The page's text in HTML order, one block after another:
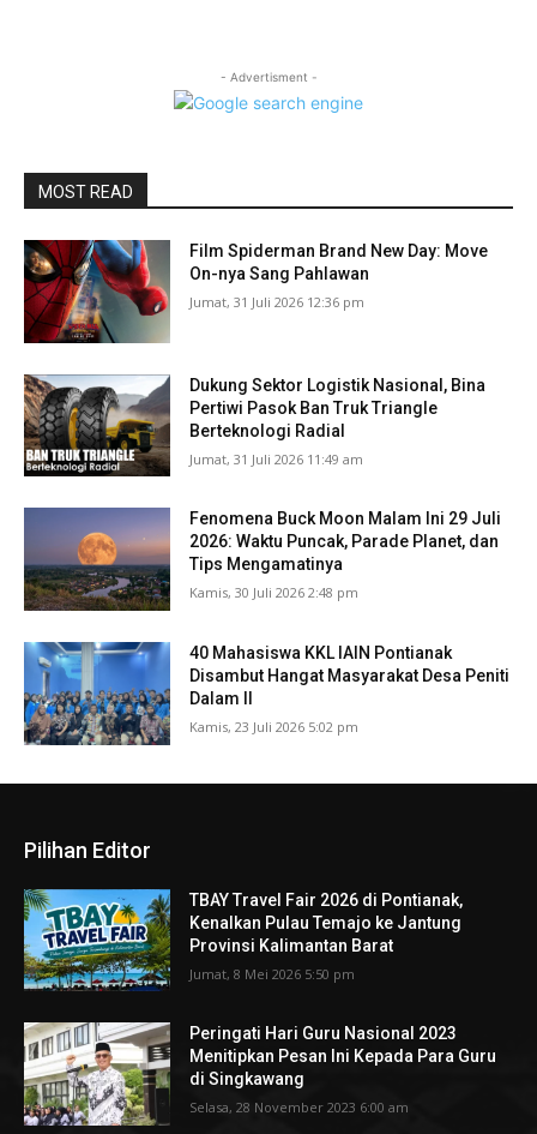
- Advertisment -
MOST READ
Film Spiderman Brand New Day: Move
On-nya Sang Pahlawan
Jumat, 31 Juli 2026 12:36 pm
Dukung Sektor Logistik Nasional, Bina
Pertiwi Pasok Ban Truk Triangle
Berteknologi Radial
Jumat, 31 Juli 2026 11:49 am
Fenomena Buck Moon Malam Ini 29 Juli
2026: Waktu Puncak, Parade Planet, dan
Tips Mengamatinya
Kamis, 30 Juli 2026 2:48 pm
40 Mahasiswa KKL IAIN Pontianak
Disambut Hangat Masyarakat Desa Peniti
Dalam II
Kamis, 23 Juli 2026 5:02 pm
Pilihan Editor
TBAY Travel Fair 2026 di Pontianak,
Kenalkan Pulau Temajo ke Jantung
Provinsi Kalimantan Barat
Jumat, 8 Mei 2026 5:50 pm
Peringati Hari Guru Nasional 2023
Menitipkan Pesan Ini Kepada Para Guru
di Singkawang
Selasa, 28 November 2023 6:00 am